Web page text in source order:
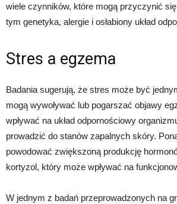
wiele czynników, które mogą przyczynić
tym genetyka, alergie i osłabiony układ
Stres a egzema
Badania sugerują, że stres może być
mogą wywoływać lub pogarszać objawy
wpływać na układ odpornościowy
prowadzić do stanów zapalnych skóry.
powodować zwiększoną produkcję
kortyzol, który może wpływać na
W jednym z badań przeprowadzonych na